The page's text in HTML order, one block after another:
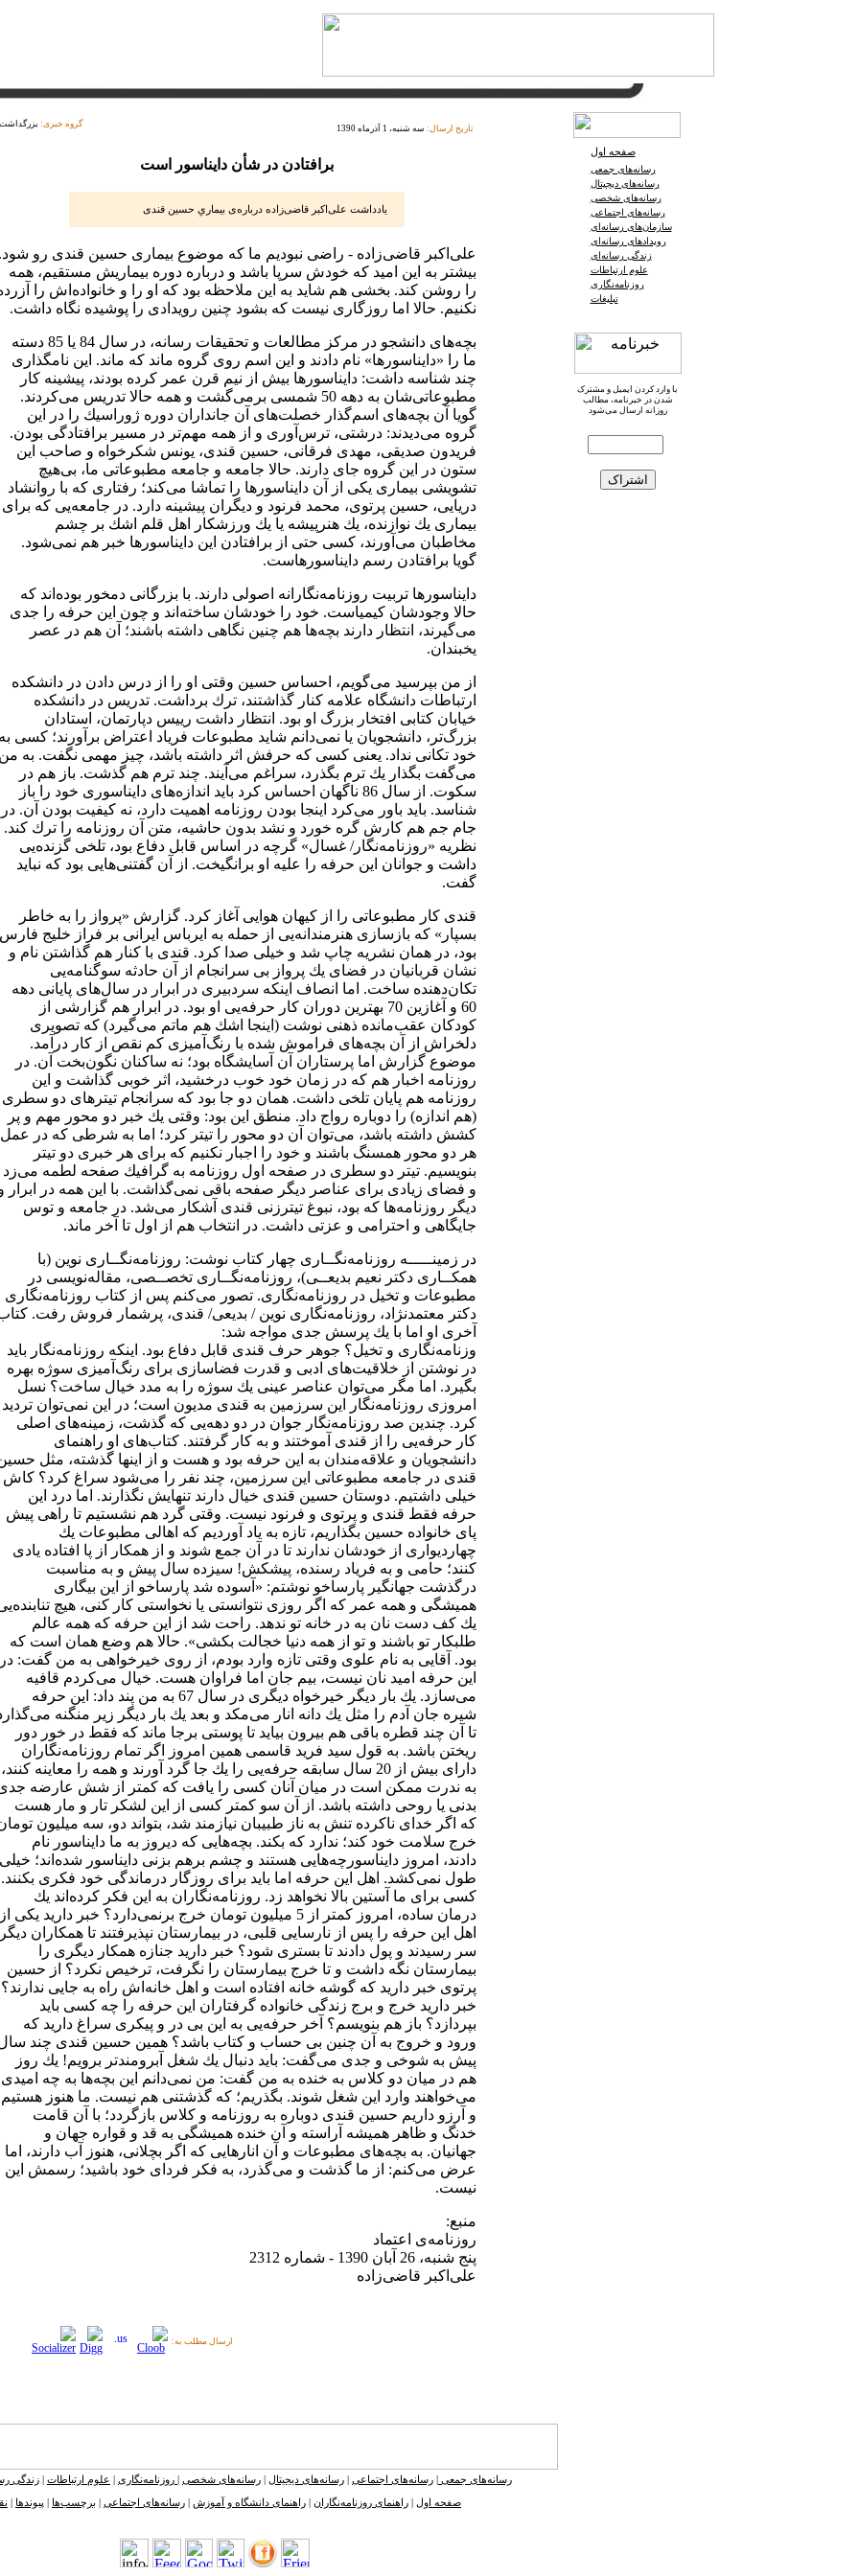
گروه خبری: بزرگداشت تاریخ ارسال: سه شنبه، 1 آذرماه 1390
برافتادن در شأن دایناسور است
یادداشت علی‌اكبر قاضی‌زاده درباره‌ی بیماریِ حسین قندی
علی‌اكبر قاضی‌زاده - راضی نبودیم ما كه موضوع بیماری حسین قندی رو شود.
بیشتر به این امید كه خودش سرپا باشد و درباره دوره بیماریش مستقیم، همه
را روشن كند. بخشی هم شاید به این ملاحظه بود كه او را و خانواده‌اش را
نكنیم. حالا اما روزگاری نیست كه بشود چنین رویدادی را پوشیده نگاه داشت.
بچه‌های دانشجو در مركز مطالعات و تحقیقات رسانه، در سال 84 یا 85 دسته
ما را «دایناسورها» نام دادند و این اسم روی گروه ماند كه ماند. این نامگذاری
چند شناسه داشت: دایناسورها بیش از نیم قرن عمر كرده بودند، پیشینه كار
مطبوعاتی‌شان به دهه 50 شمسی برمی‌گشت و همه حالا تدریس می‌كردند.
گویا آن بچه‌های اسم‌گذار خصلت‌های آن جانداران دوره ژوراسیك را در این
گروه می‌دیدند: درشتی، ترس‌آوری و از همه مهم‌تر در مسیر برافتادگی بودن.
فریدون صدیقی، مهدی فرقانی، حسین قندی، یونس شكرخواه و صاحب این
ستون در این گروه جای دارند. حالا جامعه و جامعه مطبوعاتی ما، بی‌هیچ
تشویشی بیماری یكی از آن دایناسورها را تماشا می‌كند؛ رفتاری كه با روانشاد
دریایی، حسین پرتوی، محمد فرنود و دیگران پیشینه دارد. در جامعه‌یی كه برای
بیماری یك نوازنده، یك هنرپیشه یا یك ورزشكار اهل قلم اشك بر چشم
مخاطبان می‌آورند، كسی حتی از برافتادن این دایناسورها خبر هم نمی‌شود.
گویا برافتادن رسم دایناسورهاست.
دایناسورها تربیت روزنامه‌نگارانه اصولی دارند. با بزرگانی دمخور بوده‌اند كه
حالا وجودشان كیمیاست. خود را خودشان ساخته‌اند و چون این حرفه را جدی
می‌گیرند، انتظار دارند بچه‌ها هم چنین نگاهی داشته باشند؛ آن هم در عصر
یخبندان.
از من بپرسید می‌گویم، احساس حسین وقتی او را از درس دادن در دانشكده
ارتباطات دانشگاه علامه كنار گذاشتند، ترك برداشت. تدریس در دانشكده
خیابان كتابی افتخار بزرگ او بود. انتظار داشت رییس دپارتمان، استادان
بزرگ‌تر، دانشجویان یا نمی‌دانم شاید مطبوعات فریاد اعتراض برآورند؛ كسی به
خود تكانی نداد. یعنی كسی كه حرفش اثر داشته باشد، چیز مهمی نگفت. به من
می‌گفت بگذار یك ترم بگذرد، سراغم می‌آیند. چند ترم هم گذشت. باز هم در
سكوت. از سال 86 ناگهان احساس كرد باید اندازه‌های دایناسوری خود را باز
شناسد. باید باور می‌كرد اینجا بودن روزنامه اهمیت دارد، نه كیفیت بودن آن. در
جام جم هم كارش گره خورد و نشد بدون حاشیه، متن آن روزنامه را ترك كند.
نظریه «روزنامه‌نگار/ غسال» گرچه در اساس قابل دفاع بود، تلخی گزنده‌یی
داشت و جوانان این حرفه را علیه او برانگیخت. از آن گفتنی‌هایی بود كه نباید
گفت.
قندی كار مطبوعاتی را از كیهان هوایی آغاز كرد. گزارش «پرواز را به خاطر
بسپار» كه بازسازی هنرمندانه‌یی از حمله به ایرباس ایرانی بر فراز خلیج فارس
بود، در همان نشریه چاپ شد و خیلی صدا كرد. قندی با كنار هم گذاشتن نام و
نشان قربانیان در فضای یك پرواز بی سرانجام از آن حادثه سوگنامه‌یی
تكان‌دهنده ساخت. اما انصاف اینكه سردبیری در ابرار در سال‌های پایانی دهه
60 و آغازین 70 بهترین دوران كار حرفه‌یی او بود. در ابرار هم گزارشی از
كودكان عقب‌مانده ذهنی نوشت (اینجا اشك هم ماتم می‌گیرد) كه تصویری
دلخراش از آن بچه‌های فراموش شده با رنگ‌آمیزی كم نقص از كار درآمد.
موضوع گزارش اما پرستاران آن آسایشگاه بود؛ نه ساكنان نگون‌بخت آن. در
روزنامه اخبار هم كه در زمان خود خوب درخشید، اثر خوبی گذاشت و این
روزنامه هم پایان تلخی داشت. همان دو جا بود كه سرانجام تیترهای دو سطری
(هم اندازه) را دوباره رواج داد. منطق این بود: وقتی یك خبر دو محور مهم و پر
كشش داشته باشد، می‌توان آن دو محور را تیتر كرد؛ اما به شرطی كه در عمل
هر دو محور همسنگ باشند و خود را اجبار نكنیم كه برای هر خبری دو تیتر
بنویسیم. تیتر دو سطری در صفحه اول روزنامه به گرافیك صفحه لطمه می‌زد
و فضای زیادی برای عناصر دیگر صفحه باقی نمی‌گذاشت. با این همه در ابرار
دیگر روزنامه‌ها كه بود، نبوغ تیترزنی قندی آشكار می‌شد. در جامعه و توس
جایگاهی و احترامی و عزتی داشت. در انتخاب هم از اول تا آخر ماند.
در زمینـــــه روزنامه‌نگــاری چهار كتاب نوشت: روزنامه‌نگــاری نوین (با
همكــاری دكتر نعیم بدیعــی)، روزنامه‌نگــاری تخصــصی، مقاله‌نویسی در
مطبوعات و تخیل در روزنامه‌نگاری. تصور می‌كنم پس از كتاب روزنامه‌نگاری
دكتر معتمدنژاد، روزنامه‌نگاری نوین / بدیعی/ قندی، پرشمار فروش رفت.
آخری او اما با یك پرسش جدی مواجه شد:
وزنامه‌نگاری و تخیل؟ جوهر حرف قندی قابل دفاع بود. اینكه روزنامه‌نگار باید
در نوشتن از خلاقیت‌های ادبی و قدرت فضاسازی برای رنگ‌آمیزی سوژه بهره
بگیرد. اما مگر می‌توان عناصر عینی یك سوژه را به مدد خیال ساخت؟ نسل
امروزی روزنامه‌نگار این سرزمین به قندی مدیون است؛ در این نمی‌توان تردید
كرد. چندین صد روزنامه‌نگار جوان در دو دهه‌یی كه گذشت، زمینه‌های اصلی
كار حرفه‌یی را از قندی آموختند و به كار گرفتند. كتاب‌های او راهنمای
دانشجویان و علاقه‌مندان به این حرفه بود و هست و از اینها گذشته، مثل
قندی در جامعه مطبوعاتی این سرزمین، چند نفر را می‌شود سراغ كرد؟ كاش
خیلی داشتیم. دوستان حسین قندی خیال دارند تنهایش نگذارند. اما درد این
حرفه فقط قندی و پرتوی و فرنود نیست. وقتی گرد هم نشستیم تا راهی پیش
پای خانواده حسین بگذاریم، تازه به یاد آوردیم كه اهالی مطبوعات یك
چهاردیواری از خودشان ندارند تا در آن جمع شوند و از همكار از پا افتاده یادی
كنند؛ حامی و به فریاد رسنده، پیشكش! سیزده سال پیش و به مناسبت
درگذشت جهانگیر پارساخو نوشتم: «آسوده شد پارساخو از این بیگاری
همیشگی و همه عمر كه اگر روزی نتوانستی یا نخواستی كار كنی، هیچ
یك كف دست نان به در خانه تو ندهد. راحت شد از این حرفه كه همه عالم
طلبكار تو باشند و تو از همه دنیا خجالت بكشی». حالا هم وضع همان است كه
بود. آقایی به نام علوی وقتی تازه وارد بودم، از روی خیرخواهی به من گفت: در
این حرفه امید نان نیست، بیم جان اما فراوان هست. خیال می‌كردم قافیه
می‌سازد. یك بار دیگر خیرخواه دیگری در سال 67 به من پند داد: این حرفه
شیره جان آدم را مثل یك دانه انار می‌مكد و بعد یك بار دیگر زیر منگنه
تا آن چند قطره باقی هم بیرون بیاید تا پوستی برجا ماند كه فقط در خور دور
ریختن باشد. به قول سید فرید قاسمی همین امروز اگر تمام روزنامه‌نگاران
دارای بیش از 20 سال سابقه حرفه‌یی را یك جا گرد آورند و همه را معاینه كنند،
به ندرت ممكن است در میان آنان كسی را یافت كه كمتر از شش عارضه
بدنی یا روحی داشته باشد. از آن سو كمتر كسی از این لشكر تار و مار هست
كه اگر خدای ناكرده تنش به ناز طبیبان نیازمند شد، بتواند دو، سه میلیون
خرج سلامت خود كند؛ ندارد كه بكند. بچه‌هایی كه دیروز به ما دایناسور نام
دادند، امروز دایناسورچه‌هایی هستند و چشم برهم بزنی دایناسور شده‌اند؛ خیلی
طول نمی‌كشد. اهل این حرفه اما باید برای روزگار درماندگی خود فكری بكنند.
كسی برای ما آستین بالا نخواهد زد. روزنامه‌نگاران به این فكر كرده‌اند یك
درمان ساده، امروز كمتر از 5 میلیون تومان خرج برنمی‌دارد؟ خبر دارید یكی از
اهل این حرفه را پس از نارسایی قلبی، در بیمارستان نپذیرفتند تا همكاران دیگر
سر رسیدند و پول دادند تا بستری شود؟ خبر دارید جنازه همكار دیگری را
بیمارستان نگه داشت و تا خرج بیمارستان را نگرفت، ترخیص نكرد؟ از حسین
پرتوی خبر دارید كه گوشه خانه افتاده است و اهل خانه‌اش راه به جایی ندارند؟
خبر دارید خرج و برج زندگی خانواده گرفتاران این حرفه را چه كسی باید
بپردازد؟ باز هم بنویسم؟ آخر حرفه‌یی به این بی در و پیكری سراغ دارید كه
ورود و خروج به آن چنین بی حساب و كتاب باشد؟ همین حسین قندی چند
پیش به شوخی و جدی می‌گفت: باید دنبال یك شغل آبرومند‌تر برویم! یك روز
هم در میان دو كلاس به خنده به من گفت: من نمی‌دانم این بچه‌ها به چه امیدی
می‌خواهند وارد این شغل شوند. بگذریم؛ كه گذشتنی هم نیست. ما هنوز هستیم
و آرزو داریم حسین قندی دوباره به روزنامه و كلاس بازگردد؛ با آن قامت
خدنگ و ظاهر همیشه آراسته و آن خنده همیشگی به قد و قواره جهان و
جهانیان. به بچه‌های مطبوعات و آن انارهایی كه اگر بچلانی، هنوز آب دارند، اما
عرض می‌كنم: از ما گذشت و می‌گذرد، به فكر فردای خود باشید؛ رسمش این
نیست.
منبع:
روزنامه‌ی اعتماد
پنج شنبه، 26 آبان 1390 - شماره 2312
علی‌اكبر قاضی‌زاده
ارسال مطلب به:
رسانه‌های جمعی رسانه‌های اجتماعی رسانه‌های دیجیتال رسانه‌های شخصی روزنامه‌نگاری علوم ارتباطات زندگی
صفحه اول راهنمای روزنامه‌نگاران راهنمای دانشگاه و آموزش رسانه‌های اجتماعی برچسب‌ها پیوندها
صفحه اول
رسانه‌های جمعی
رسانه‌های دیجیتال
رسانه‌های شخصی
رسانه‌های اجتماعی
سازمان‌های رسانه‌ای
رویدادهای رسانه‌ای
زندگی رسانه‌ای
علوم ارتباطات
روزنامه‌نگاری
تبلیغات
با وارد کردن ایمیل و مشترک
شدن در خبرنامه، مطالب
روزانه ارسال می‌شود